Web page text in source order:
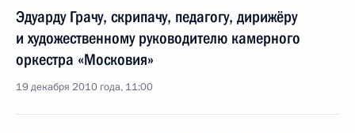
Эдуарду Грачу, скрипачу, педагогу, дирижёру
и художественному руководителю камерного
оркестра «Московия»
19 декабря 2010 года, 11:00